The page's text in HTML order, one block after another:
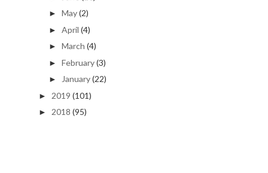
► May(2)
► April (4)
► March (4)
► February(3)
► January(22)
► 2019 (101)
► 2018 (95)